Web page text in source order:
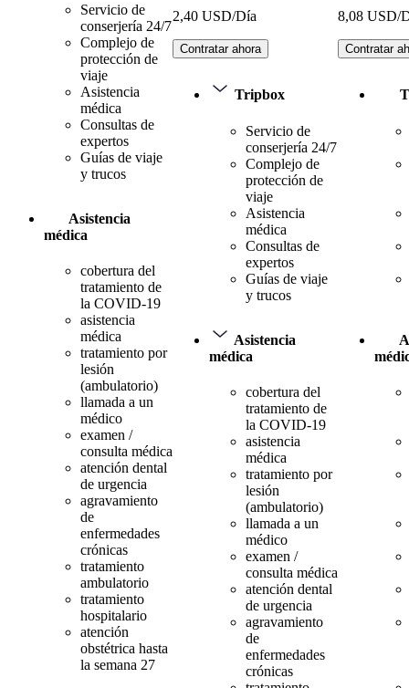
Servicio de
conserjería 24/7
Complejo de
protección de
viaje
Asistencia
médica
Consultas de
expertos
Guías de viaje
y trucos
Asistencia
médica
cobertura del
tratamiento de
la COVID-19
asistencia
médica
tratamiento por
lesión
(ambulatorio)
llamada a un
médico
examen /
consulta médica
atención dental
de urgencia
agravamiento
de
enfermedades
crónicas
tratamiento
ambulatorio
tratamiento
hospitalario
atención
obstétrica hasta
la semana 27
2,40 USD/Día
Contratar ahora
Tripbox
Servicio de
conserjería 24/7
Complejo de
protección de
viaje
Asistencia
médica
Consultas de
expertos
Guías de viaje
y trucos
Asistencia
médica
cobertura del
tratamiento de
la COVID-19
asistencia
médica
tratamiento por
lesión
(ambulatorio)
llamada a un
médico
examen /
consulta médica
atención dental
de urgencia
agravamiento
de
enfermedades
crónicas
8,08 USD/
Contratar